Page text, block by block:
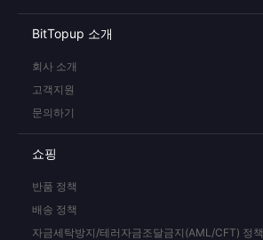
BitTopup 소개
회사 소개
고객지원
문의하기
쇼핑
반품 정책
배송 정책
자금세탁방지/테러자금조달금지(AML/CFT) 정책